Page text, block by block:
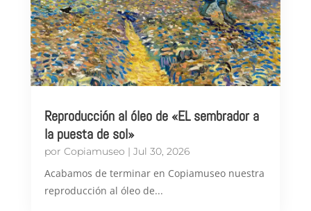
Reproducción al óleo de «EL sembrador a
la puesta de sol»
por Copiamuseo | Jul 30, 2026
Acabamos de terminar en Copiamuseo nuestra
reproducción al óleo de...